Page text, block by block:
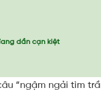
dần cạn kiệt
“ngậm ngải tìm